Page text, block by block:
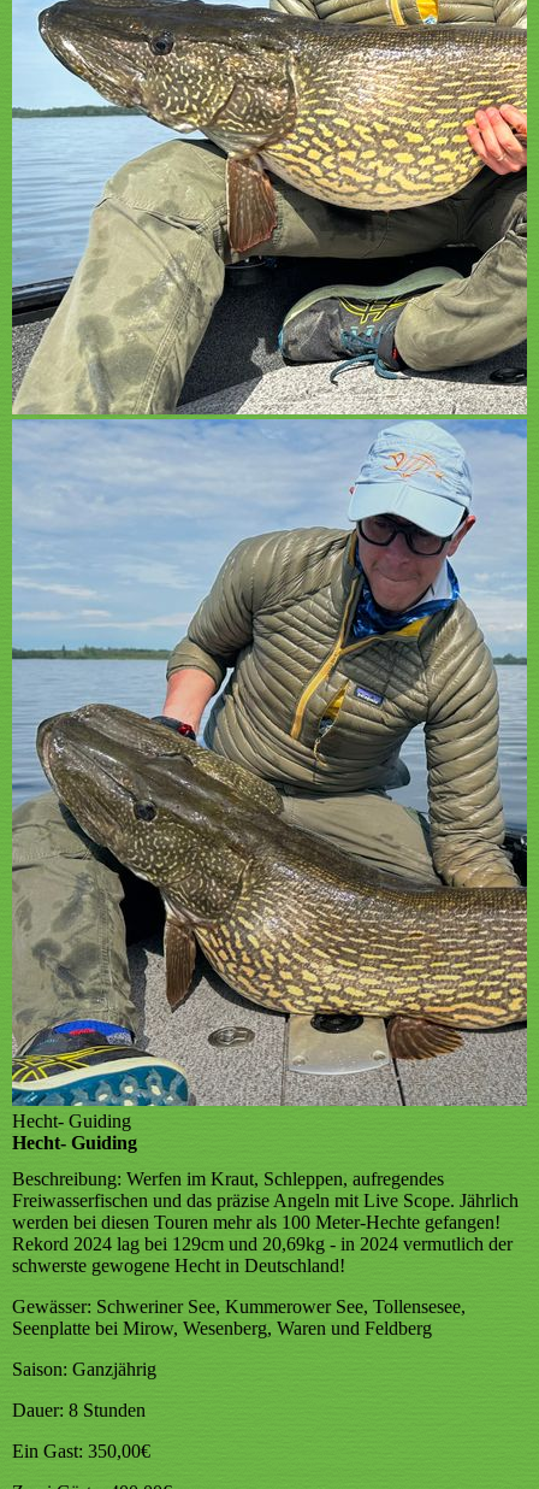
Hecht- Guiding
Hecht- Guiding
Beschreibung: Werfen im Kraut, Schleppen, aufregendes
Freiwasserfischen und das präzise Angeln mit Live Scope. Jährlich
werden bei diesen Touren mehr als 100 Meter-Hechte gefangen!
Rekord 2024 lag bei 129cm und 20,69kg - in 2024 vermutlich der
schwerste gewogene Hecht in Deutschland!
Gewässer: Schweriner See, Kummerower See, Tollensesee,
Seenplatte bei Mirow, Wesenberg, Waren und Feldberg
Saison: Ganzjährig
Dauer: 8 Stunden
Ein Gast: 350,00€